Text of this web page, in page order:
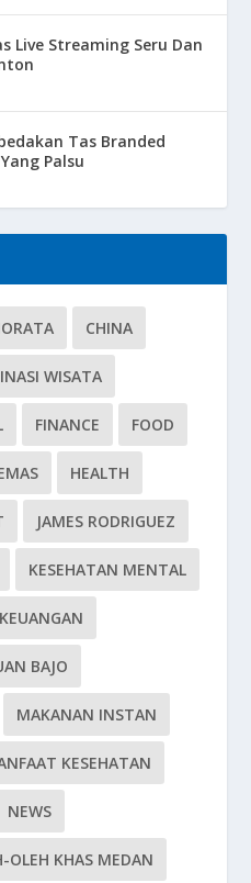
Live Streaming Seru Dan
Tas Branded
Palsu
CHINA
WISATA
FINANCE FOOD
HEALTH
JAMES RODRIGUEZ
KESEHATAN MENTAL
KEUANGAN
BAJO
MAKANAN INSTAN
KESEHATAN
NEWS
OLEH KHAS MEDAN